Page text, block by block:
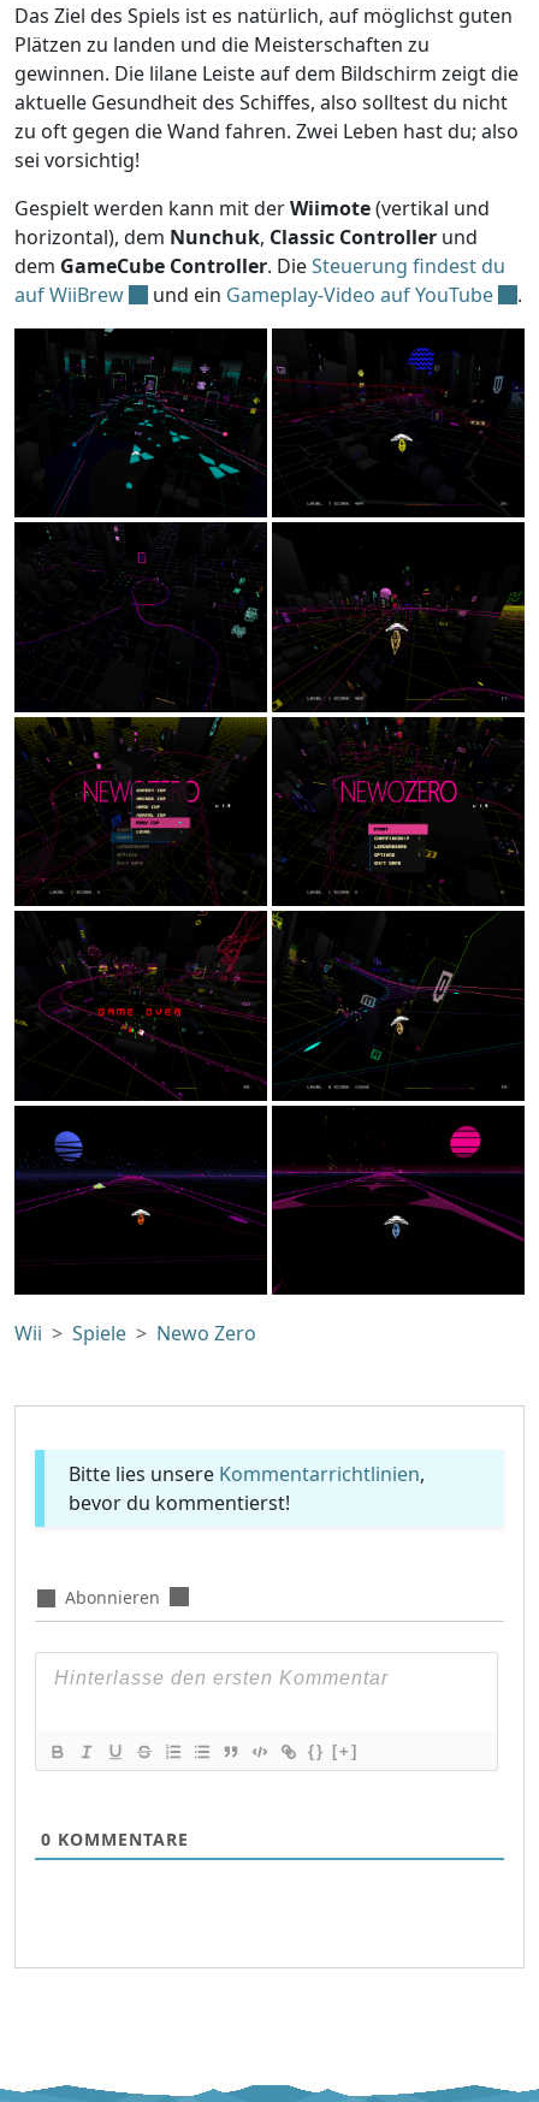
Das Ziel des Spiels ist es natürlich, auf möglichst guten
Plätzen zu landen und die Meisterschaften zu
gewinnen. Die lilane Leiste auf dem Bildschirm zeigt die
aktuelle Gesundheit des Schiffes, also solltest du nicht
zu oft gegen die Wand fahren. Zwei Leben hast du; also
sei vorsichtig!
Gespielt werden kann mit derWiimote(vertikal und
horizontal), dem Nunchuk, Classic Controller und
dem GameCube Controller. DieSteuerung findest du
auf WiiBrew
und ein Gameplay-Video auf YouTube .
Wii Spiele Newo Zero
Bitte lies unsere Kommentarrichtlinien,
bevor du kommentierst!
Abonnieren
{} [+]
0 KOMMENTARE